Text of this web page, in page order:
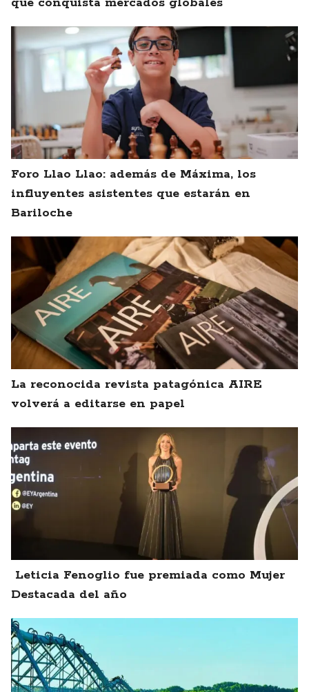
Foro Llao Llao: además de Máxima, los
influyentes asistentes que estarán en
Bariloche
La reconocida revista patagónica AIRE
volverá a editarse en papel
Leticia Fenoglio fue premiada como Mujer
Destacada del año